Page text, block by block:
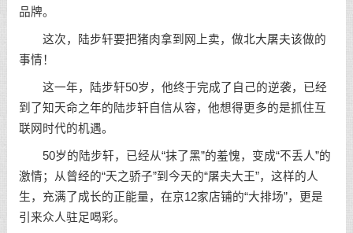
品牌。
这次，陆步轩要把猪肉拿到网上卖，做北大屠夫该做的
事情！
这一年，陆步轩50岁，他终于完成了自己的逆袭，已经
到了知天命之年的陆步轩 自信从容，他想得更多的是抓住互
联网时代的机遇。
50岁的陆步轩，已经从“抹了黑”的羞愧，变成“不丢人”的
激情；从曾经的“天之骄子”到今天的“屠夫大王”，这样的人
生，充满了成长的正能量，在京12家店铺的“大排场”，更是
引来众人驻足喝彩。